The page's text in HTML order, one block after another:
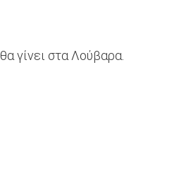
γίνει στα Λούβαρα.